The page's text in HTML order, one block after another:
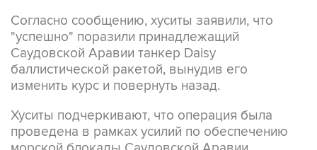
Согласно сообщению, хуситы заявили, что
"успешно" поразили принадлежащий
Саудовской Аравии танкер Daisy
баллистической ракетой, вынудив его
изменить курс и повернуть назад.
Хуситы подчеркивают, что операция была
проведена в рамках усилий по обеспечению